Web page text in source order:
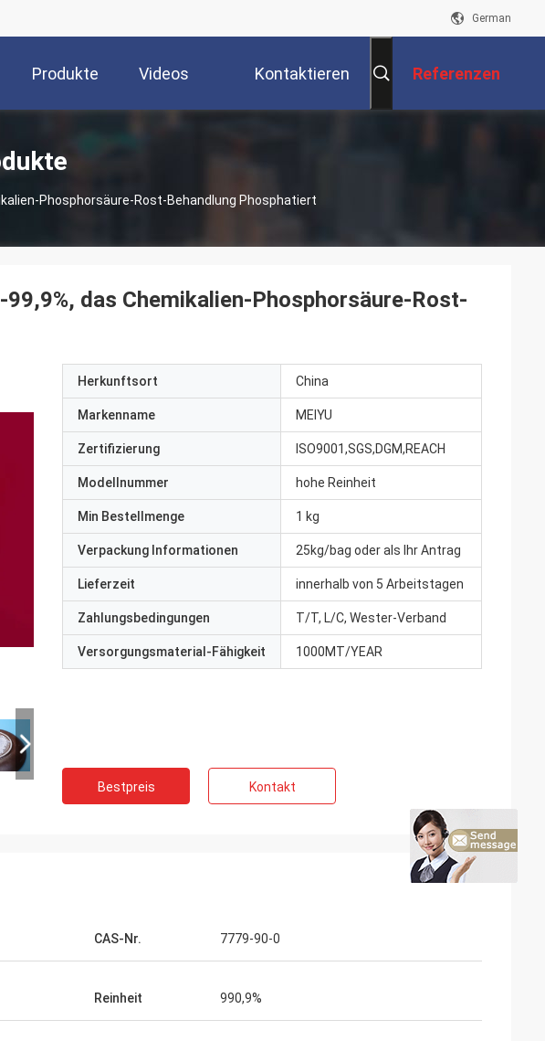
German
Produkte Videos Kontaktieren Referenzen
Phosphorsäure-Rost-Behandlung Phosphatiert
das Chemikalien-Phosphorsäure-Rost-
Herkunftsort China
Markenname MEIYU
Zertifizierung ISO9001,SGS,DGM,REACH
Modellnummer hohe Reinheit
Min Bestellmenge 1 kg
Verpackung Informationen 25kg/bag oder als Ihr Antrag
Lieferzeit innerhalb von 5 Arbeitstagen
Zahlungsbedingungen T/T, L/C, Wester-Verband
Versorgungsmaterial-Fähigkeit 1000MT/YEAR
Bestpreis Kontakt
CAS-Nr. 7779-90-0
Reinheit 990,9%